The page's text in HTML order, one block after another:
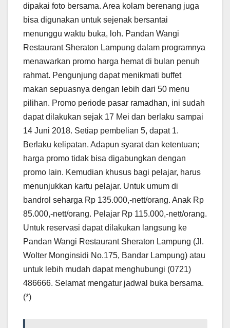
dipakai foto bersama. Area kolam berenang juga
bisa digunakan untuk sejenak bersantai
menunggu waktu buka, loh. Pandan Wangi
Restaurant Sheraton Lampung dalam programnya
menawarkan promo harga hemat di bulan penuh
rahmat. Pengunjung dapat menikmati buffet
makan sepuasnya dengan lebih dari 50 menu
pilihan. Promo periode pasar ramadhan, ini sudah
dapat dilakukan sejak 17 Mei dan berlaku sampai
14 Juni 2018. Setiap pembelian 5, dapat 1.
Berlaku kelipatan. Adapun syarat dan ketentuan;
harga promo tidak bisa digabungkan dengan
promo lain. Kemudian khusus bagi pelajar, harus
menunjukkan kartu pelajar. Untuk umum di
bandrol seharga Rp 135.000,-nett/orang. Anak Rp
85.000,-nett/orang. Pelajar Rp 115.000,-nett/orang.
Untuk reservasi dapat dilakukan langsung ke
Pandan Wangi Restaurant Sheraton Lampung (Jl.
Wolter Monginsidi No.175, Bandar Lampung) atau
untuk lebih mudah dapat menghubungi (0721)
486666. Selamat mengatur jadwal buka bersama.
(*)